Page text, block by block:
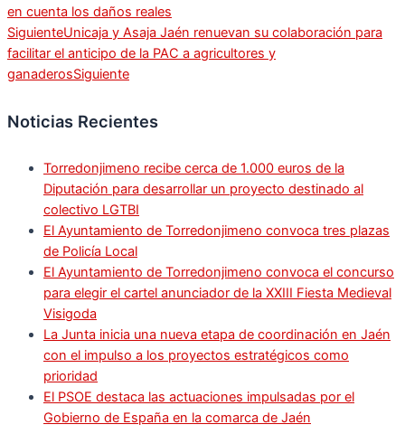
en cuenta los daños reales
SiguienteUnicaja y Asaja Jaén renuevan su colaboración para
facilitar el anticipo de la PAC a agricultores y
ganaderosSiguiente
Noticias Recientes
Torredonjimeno recibe cerca de 1.000 euros de la
Diputación para desarrollar un proyecto destinado al
colectivo LGTBI
El Ayuntamiento de Torredonjimeno convoca tres plazas
de Policía Local
El Ayuntamiento de Torredonjimeno convoca el concurso
para elegir el cartel anunciador de la XXIII Fiesta Medieval
Visigoda
La Junta inicia una nueva etapa de coordinación en Jaén
con el impulso a los proyectos estratégicos como
prioridad
El PSOE destaca las actuaciones impulsadas por el
Gobierno de España en la comarca de Jaén